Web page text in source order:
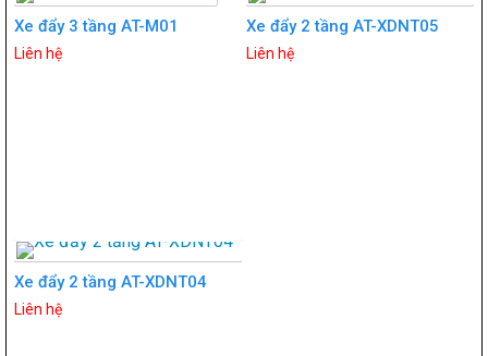
Xe đẩy 3 tầng AT-M01
Liên hệ
Xe đẩy 2 tầng AT-XDNT05
Liên hệ
Xe đẩy 2 tầng AT-XDNT04
Liên hệ